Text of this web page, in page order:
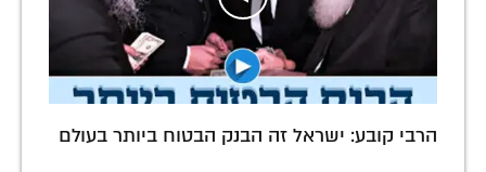
הרבי קובע: ישראל זה הבנק הבטוח ביותר בעולם